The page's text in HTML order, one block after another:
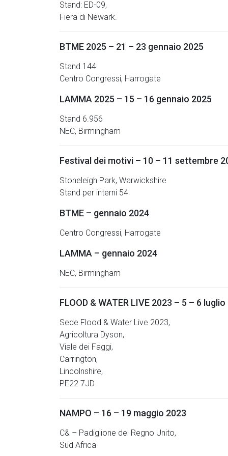
Stand: ED-09,
Fiera di Newark.
BTME 2025 – 21 – 23 gennaio 2025
Stand 144
Centro Congressi, Harrogate
LAMMA 2025 – 15 – 16 gennaio 2025
Stand 6.956
NEC, Birmingham
Festival dei motivi – 10 – 11 settembre
Stoneleigh Park, Warwickshire
Stand per interni 54
BTME – gennaio 2024
Centro Congressi, Harrogate
LAMMA – gennaio 2024
NEC, Birmingham
FLOOD & WATER LIVE 2023 – 5 – 6
Sede Flood & Water Live 2023,
Agricoltura Dyson,
Viale dei Faggi,
Carrington,
Lincolnshire,
PE22 7JD
NAMPO – 16 – 19 maggio 2023
C& – Padiglione del Regno Unito,
Sud Africa